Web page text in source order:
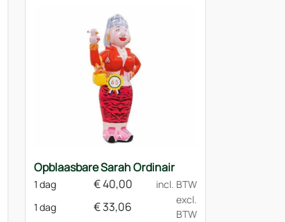
Opblaasbare Sarah Ordinair
1 dag €40,00
incl. BTW
1 dag
€33,06
excl.
BTW